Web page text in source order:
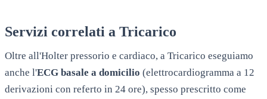
Servizi correlati a Tricarico
Oltre all'Holter pressorio e cardiaco, a Tricarico eseguiamo
anche l'ECG basale a domicilio (elettrocardiogramma a 12
derivazioni con referto in 24 ore), spesso prescritto come